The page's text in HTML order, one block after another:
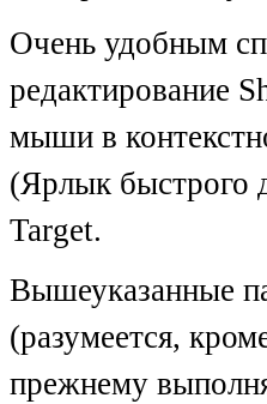
Очень удобным
редактирование
мыши в
(Ярлык быстрого
Target.
Вышеуказанные
(разумеется,
прежнему